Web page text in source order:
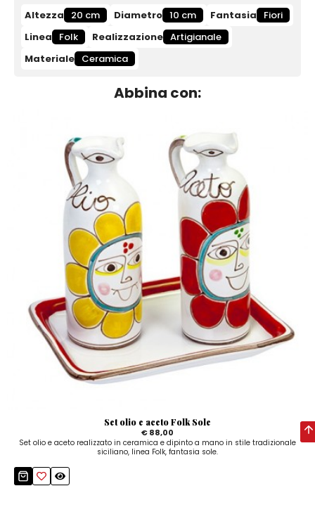
Altezza 20 cm Diametro 10 cm Fantasia
Fiori
Linea
Folk Realizzazione Artigianale
Materiale Ceramica
Abbina con:
Set olio e aceto Folk Sole
€ 88,00
Set olio e aceto realizzato in ceramica e dipinto a mano in stile tradizionale
siciliano, linea Folk, fantasia sole.